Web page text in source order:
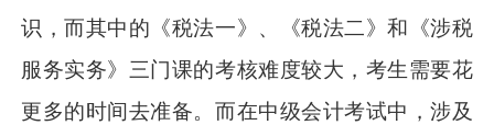
识，而其中的《税法一》、《税法二》和《涉税
服务实务》三门课的考核难度较大，考生需要花
更多的时间去准备。而在中级会计考试中，涉及